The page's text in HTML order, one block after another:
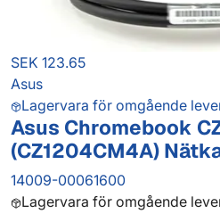
SEK 123.65
Asus
Lagervara för omgående
Asus Chromebook
(CZ1204CM4A)
14009-00061600
Lagervara för omgående